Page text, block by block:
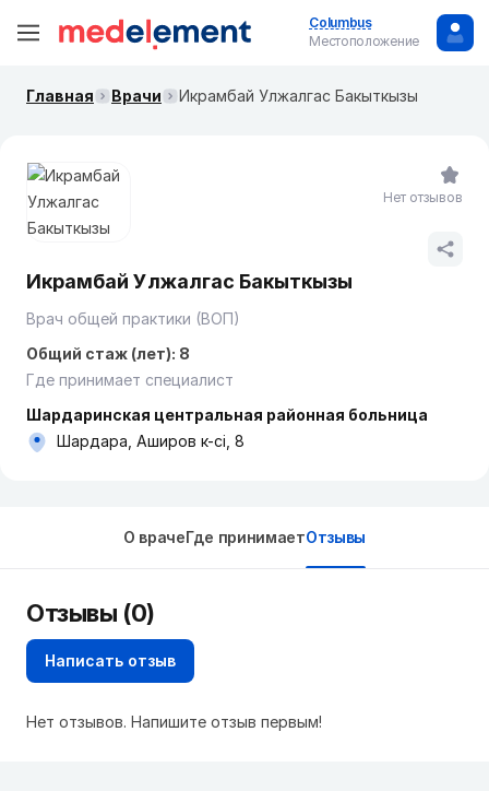
Columbus
Местоположение
Главная Врачи Икрамбай Улжалгас Бакыткызы
Икрамбай Улжалгас Бакыткызы
Врач общей практики (ВОП)
Общий стаж (лет): 8
Где принимает специалист
Шардаринская центральная районная больница
Шардара, Аширов к-сі, 8
Нет отзывов
О врачеГде принимаетОтзывы
Отзывы (0)
Написать отзыв
Нет отзывов. Напишите отзыв первым!